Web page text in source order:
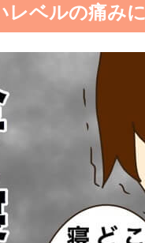
レベルの痛み